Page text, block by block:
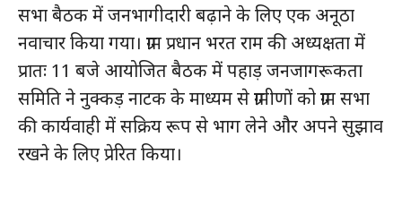
सभा बैठक में जनभागीदारी बढ़ाने के लिए एक अनूठा
नवाचार किया गया। ग्राम प्रधान भरत राम की अध्यक्षता में
प्रातः 11 बजे आयोजित बैठक में पहाड़ जनजागरूकता
समिति ने नुक्कड़ नाटक के माध्यम से ग्रामीणों को ग्राम सभा
की कार्यवाही में सक्रिय रूप से भाग लेने और अपने सुझाव
रखने के लिए प्रेरित किया।